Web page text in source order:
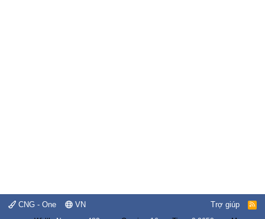
CNG - One VN Trợ giúp
R